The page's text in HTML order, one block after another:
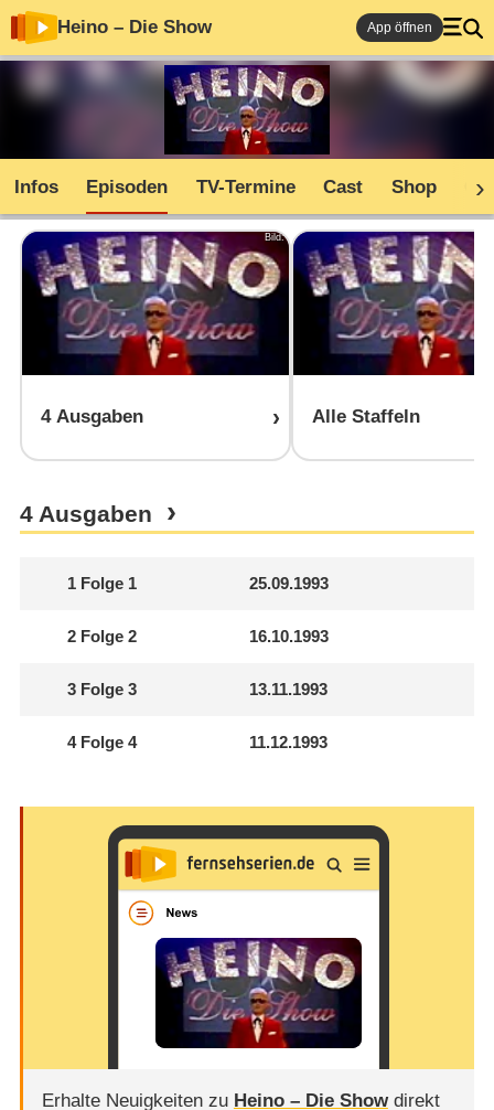
Heino – Die Show App öffnen
Infos Episoden TV-Termine Cast Shop
Bild:
4 Ausgaben Alle Staffeln
4 Ausgaben
1 Folge 1 25.09.1993
2 Folge 2 16.10.1993
3 Folge 3 13.11.1993
4 Folge 4 11.12.1993
Erhalte Neuigkeiten zu Heino – Die Showdirekt